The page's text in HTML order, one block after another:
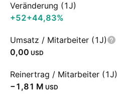
Veränderung (1J)
+52+44,83%
Umsatz / Mitarbeiter (1J)
0,00 USD
Reinertrag / Mitarbeiter (1J)
‪−1,81 M‬ USD